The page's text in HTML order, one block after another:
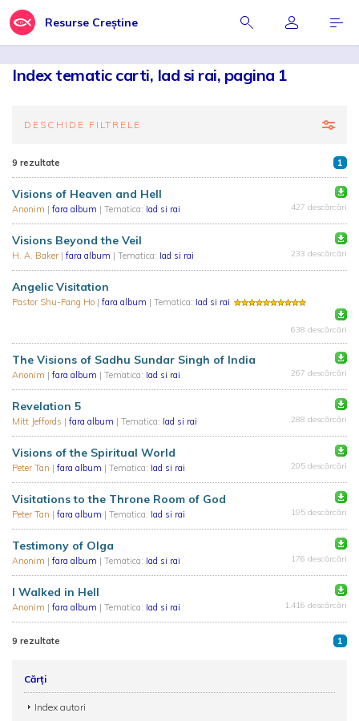
Resurse Creștine
Index tematic carti, Iad si rai, pagina 1
DESCHIDE FILTRELE
9 rezultate 1
Visions of Heaven and Hell
Anonim | fara album | Tematica: Iad si rai 427 descărcări
Visions Beyond the Veil
H. A. Baker | fara album | Tematica: Iad si rai 233 descărcări
Angelic Visitation
Pastor Shu-Fang Ho | fara album | Tematica: Iad si rai
638 descărcări
The Visions of Sadhu Sundar Singh of India
Anonim | fara album | Tematica: Iad si rai 267 descărcări
Revelation 5
Mitt Jeffords | fara album | Tematica: Iad si rai 288 descărcări
Visions of the Spiritual World
Peter Tan | fara album | Tematica: Iad si rai 205 descărcări
Visitations to the Throne Room of God
Peter Tan | fara album | Tematica: Iad si rai 195 descărcări
Testimony of Olga
Anonim | fara album | Tematica: Iad si rai 176 descărcări
I Walked in Hell
Anonim | fara album | Tematica: Iad si rai 1.416 descărcări
9 rezultate 1
Cărți
Index autori